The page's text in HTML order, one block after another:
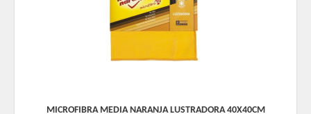
MICROFIBRA MEDIA NARANJA LUSTRADORA 40X40CM